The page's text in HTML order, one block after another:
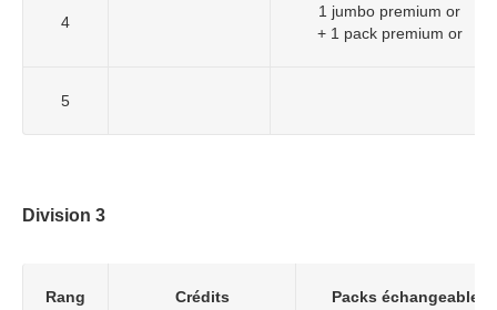
4
1 jumbo premium or
+ 1 pack premium or
5
Division 3
Rang Crédits Packs échangeables